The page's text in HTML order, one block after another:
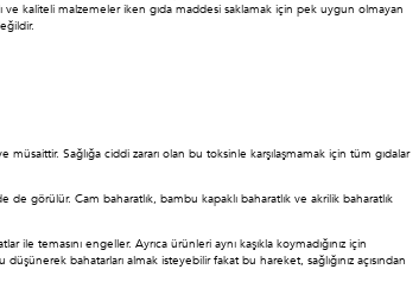
kaliteli malzemeler iken gıda maddesi saklamak için pek uygun olmayan
Sağlığa ciddi zararı olan bu toksinle karşılaşmamak için tüm gıdalar
görülür. Cam baharatlık, bambu kapaklı baharatlık ve akrilik baharatlık
temasını engeller. Ayrıca ürünleri aynı kaşıkla koymadığınız için
bahatarları almak isteyebilir fakat bu hareket, sağlığınız açısından